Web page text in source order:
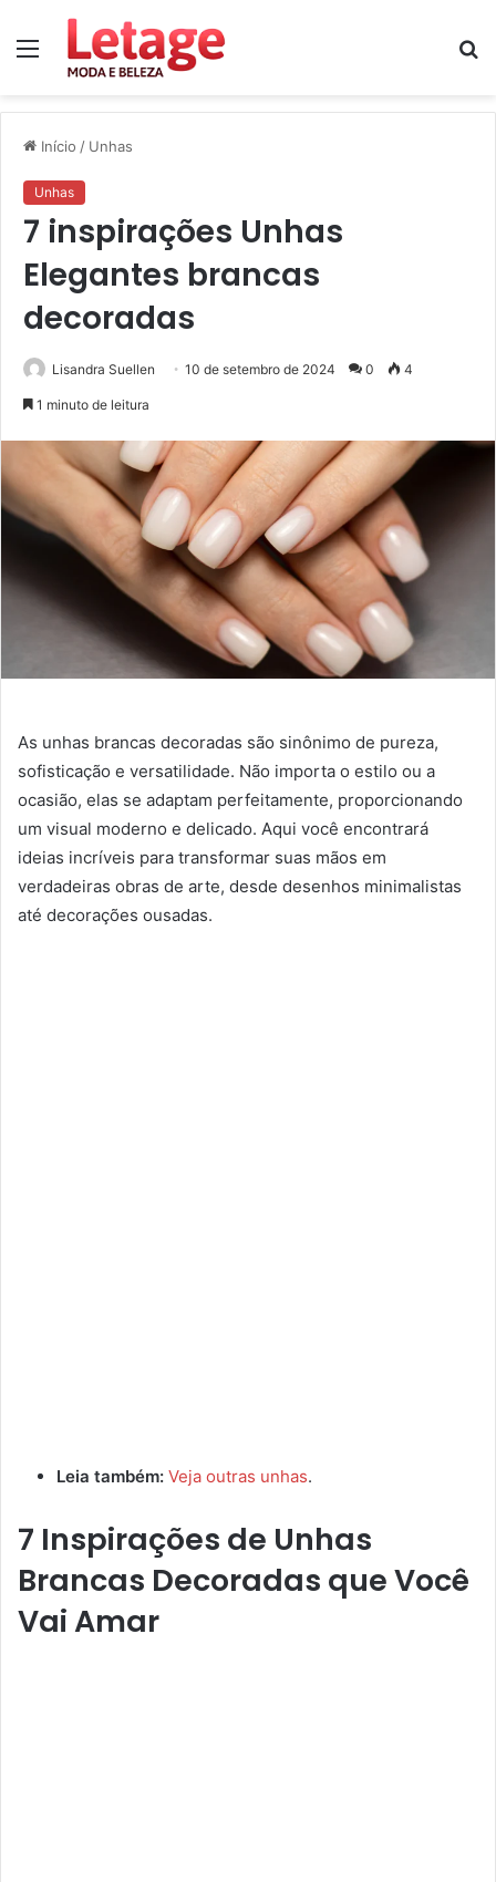
Menu
Início / Unhas
Unhas
7 inspirações Unhas
Elegantes brancas
decoradas
Lisandra Suellen 10 de setembro de 2024 0 4
1 minuto de leitura
As unhas brancas decoradas são sinônimo de pureza,
sofisticação e versatilidade. Não importa o estilo ou a
ocasião, elas se adaptam perfeitamente, proporcionando
um visual moderno e delicado. Aqui você encontrará
ideias incríveis para transformar suas mãos em
verdadeiras obras de arte, desde desenhos minimalistas
até decorações ousadas.
Leia também: Veja outras unhas.
7 Inspirações de Unhas
Brancas Decoradas que Você
Vai Amar